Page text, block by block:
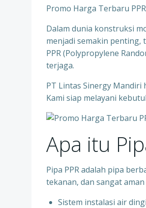
Promo Harga Terbaru
Dalam dunia konstruksi
menjadi semakin penting,
PPR (Polypropylene
terjaga.
PT Lintas Sinergy
Kami siap melayani
Apa itu
Pipa PPR adalah pipa
tekanan, dan sangat
Sistem instalasi air